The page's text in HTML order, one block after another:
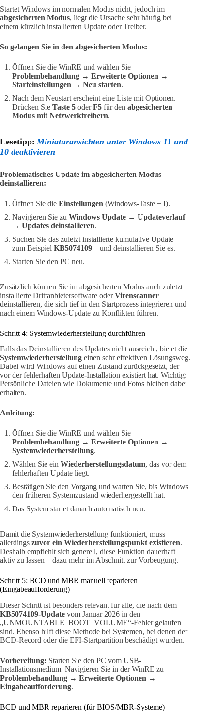
Startet Windows im normalen Modus nicht, jedoch im
abgesicherten Modus, liegt die Ursache sehr häufig bei
einem kürzlich installierten Update oder Treiber.
So gelangen Sie in den abgesicherten Modus:
Öffnen Sie die WinRE und wählen Sie
Problembehandlung → Erweiterte Optionen →
Starteinstellungen → Neu starten.
Nach dem Neustart erscheint eine Liste mit Optionen.
Drücken Sie Taste 5 oderF5 für den abgesicherten
Modus mit Netzwerktreibern.
Lesetipp: Miniaturansichten unter Windows 11 und
10 deaktivieren
Problematisches Update im abgesicherten Modus
deinstallieren:
Öffnen Sie die Einstellungen (Windows-Taste + I).
Navigieren Sie zu Windows Update → Updateverlauf
→ Updates deinstallieren.
Suchen Sie das zuletzt installierte kumulative Update –
zum Beispiel KB5074109 – und deinstallieren Sie es.
Starten Sie den PC neu.
Zusätzlich können Sie im abgesicherten Modus auch zuletzt
installierte Drittanbietersoftware oderVirenscanner
deinstallieren, die sich tief in den Startprozess integrieren und
nach einem Windows-Update zu Konflikten führen.
Schritt 4: Systemwiederherstellung durchführen
Falls das Deinstallieren des Updates nicht ausreicht, bietet die
Systemwiederherstellung einen sehr effektiven Lösungsweg.
Dabei wird Windows auf einen Zustand zurückgesetzt, der
vor der fehlerhaften Update-Installation existiert hat. Wichtig:
Persönliche Dateien wie Dokumente und Fotos bleiben dabei
erhalten.
Anleitung:
Öffnen Sie die WinRE und wählen Sie
Problembehandlung → Erweiterte Optionen →
Systemwiederherstellung.
Wählen Sie ein Wiederherstellungsdatum, das vor dem
fehlerhaften Update liegt.
Bestätigen Sie den Vorgang und warten Sie, bis Windows
den früheren Systemzustand wiederhergestellt hat.
Das System startet danach automatisch neu.
Damit die Systemwiederherstellung funktioniert, muss
allerdings zuvor ein Wiederherstellungspunkt existieren.
Deshalb empfiehlt sich generell, diese Funktion dauerhaft
aktiv zu lassen – dazu mehr im Abschnitt zur Vorbeugung.
Schritt 5: BCD und MBR manuell reparieren
(Eingabeaufforderung)
Dieser Schritt ist besonders relevant für alle, die nach dem
KB5074109-Update vom Januar 2026 in den
„UNMOUNTABLE_BOOT_VOLUME“-Fehler gelaufen
sind. Ebenso hilft diese Methode bei Systemen, bei denen der
BCD-Record oder die EFI-Startpartition beschädigt wurden.
Vorbereitung: Starten Sie den PC vom USB-
Installationsmedium. Navigieren Sie in der WinRE zu
Problembehandlung → Erweiterte Optionen →
Eingabeaufforderung.
BCD und MBR reparieren (für BIOS/MBR-Systeme)